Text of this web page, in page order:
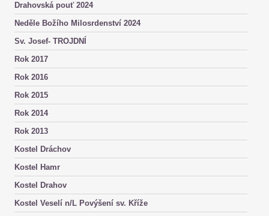
Drahovská pouť 2024
Neděle Božího Milosrdenství 2024
Sv. Josef- TROJDNÍ
Rok 2017
Rok 2016
Rok 2015
Rok 2014
Rok 2013
Kostel Dráchov
Kostel Hamr
Kostel Drahov
Kostel Veselí n/L Povýšení sv. Kříže